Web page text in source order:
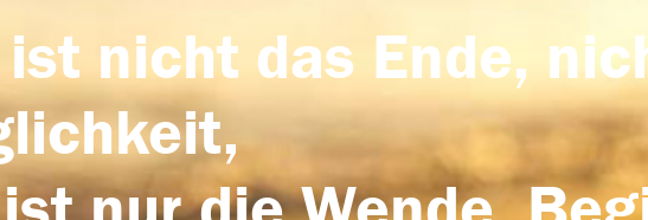
ist nicht das Ende,